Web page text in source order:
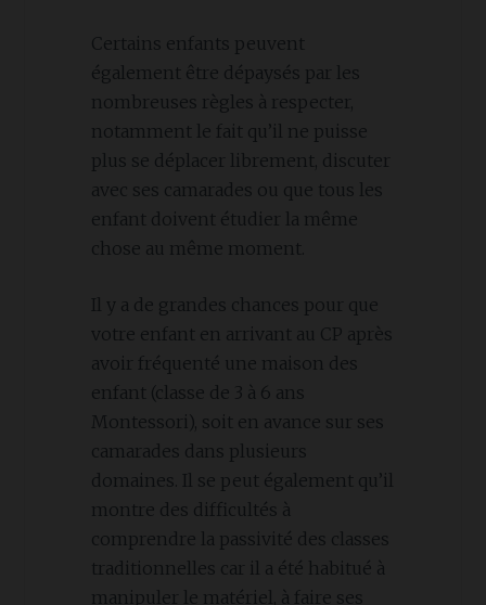
Certains enfants peuvent
également être dépaysés par les
nombreuses règles à respecter,
notamment le fait qu’il ne puisse
plus se déplacer librement, discuter
avec ses camarades ou que tous les
enfant doivent étudier la même
chose au même moment.
Il y a de grandes chances pour que
votre enfant en arrivant au CP après
avoir fréquenté une maison des
enfant (classe de 3 à 6 ans
Montessori), soit en avance sur ses
camarades dans plusieurs
domaines. Il se peut également qu’il
montre des difficultés à
comprendre la passivité des classes
traditionnelles car il a été habitué à
manipuler le matériel, à faire ses